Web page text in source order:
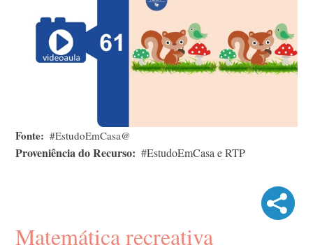
Fonte #EstudoEmCasa@
Proveniência do Recurso #EstudoEmCasa e RTP
Matemática recreativa